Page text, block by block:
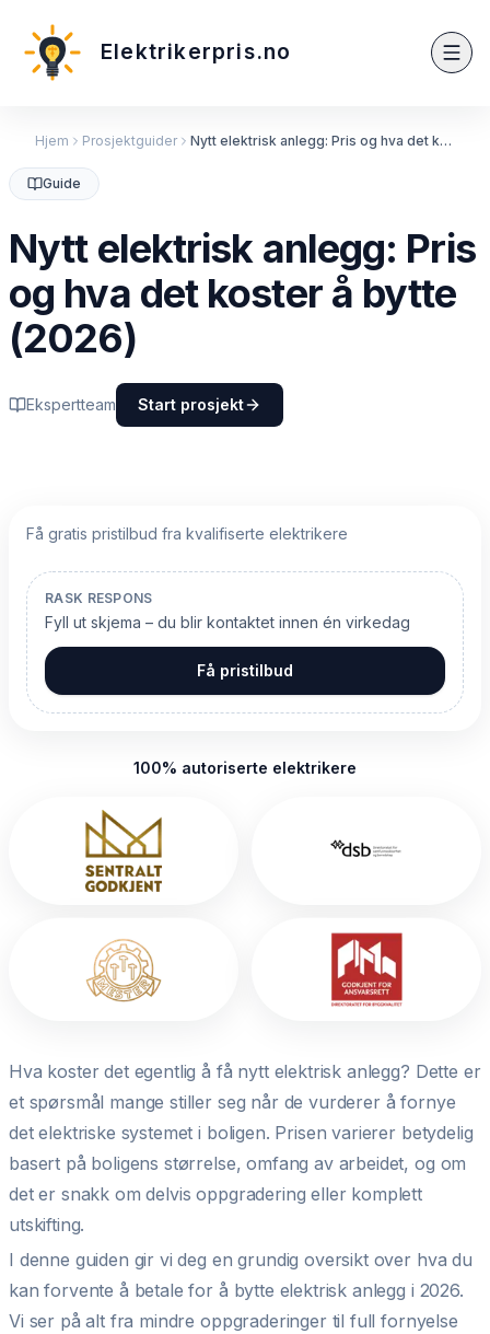
Elektrikerpris.no
Hjem Prosjektguider Nytt elektrisk anlegg: Pris og hva det k…
Guide
Nytt elektrisk anlegg: Pris
og hva det koster å bytte
(2026)
Ekspertteam Start prosjekt
Få gratis pristilbud fra kvalifiserte elektrikere
RASK RESPONS
Fyll ut skjema – du blir kontaktet innen én virkedag
Få pristilbud
100% autoriserte elektrikere
Hva koster det egentlig å få nytt elektrisk anlegg? Dette er
et spørsmål mange stiller seg når de vurderer å fornye
det elektriske systemet i boligen. Prisen varierer betydelig
basert på boligens størrelse, omfang av arbeidet, og om
det er snakk om delvis oppgradering eller komplett
utskifting.
I denne guiden gir vi deg en grundig oversikt over hva du
kan forvente å betale for å bytte elektrisk anlegg i 2026.
Vi ser på alt fra mindre oppgraderinger til full fornyelse